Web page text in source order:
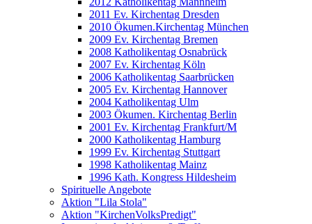
2011 Ev. Kirchentag Dresden
2010 Ökumen.Kirchentag München
2009 Ev. Kirchentag Bremen
2008 Katholikentag Osnabrück
2007 Ev. Kirchentag Köln
2006 Katholikentag Saarbrücken
2005 Ev. Kirchentag Hannover
2004 Katholikentag Ulm
2003 Ökumen. Kirchentag Berlin
2001 Ev. Kirchentag Frankfurt/M
2000 Katholikentag Hamburg
1999 Ev. Kirchentag Stuttgart
1998 Katholikentag Mainz
1996 Kath. Kongress Hildesheim
Spirituelle Angebote
Aktion "Lila Stola"
Aktion "KirchenVolksPredigt"